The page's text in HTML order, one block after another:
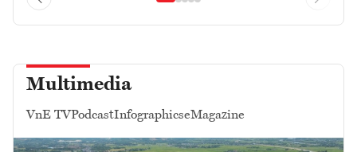
Multimedia
VnE TVPodcastInfographicseMagazine